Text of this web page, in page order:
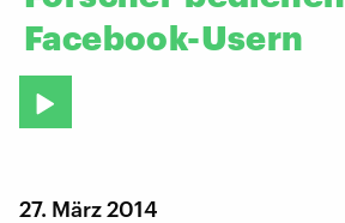
Facebook-Usern
27. März 2014